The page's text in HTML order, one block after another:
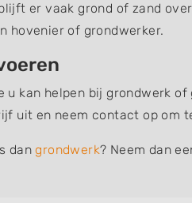
er vaak grond of zand
hovenier of grondwerker.
u kan helpen bij grondwerk
uit en neem contact op om
dangrondwerk? Neem dan